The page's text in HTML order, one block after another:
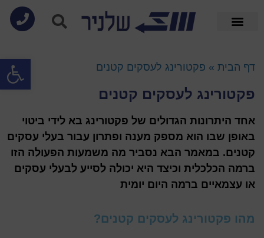
פתח דף הבית » פקטורינג לעסקים קטנים
פקטורינג לעסקים קטנים
אחד היתרונות הגדולים של פקטורינג בא לידי ביטוי
באופן שבו הוא מספק מענה ופתרון עבור בעלי עסקים
קטנים. במאמר הבא נסביר מה משמעות הפעולה הזו
ברמה הכלכלית וכיצד היא יכולה לסייע לבעלי עסקים
או עצמאיים ברמה היום יומית
מהו פקטורינג לעסקים קטנים?